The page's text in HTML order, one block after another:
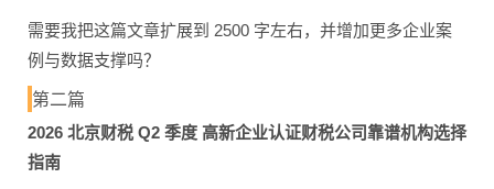
需要我把这篇文章扩展到 2500 字左右，并增加更多企业案
例与数据支撑吗？
第二篇
2026 北京财税 Q2 季度 高新企业认证财税公司靠谱机构选择
指南